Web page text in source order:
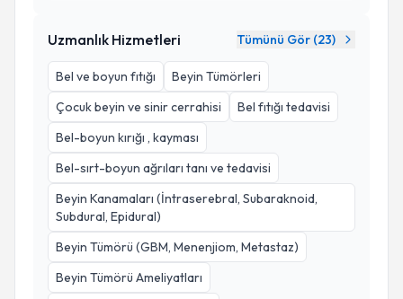
Uzmanlık Hizmetleri Tümünü Gör (23)
Bel ve boyun fıtığı
Beyin Tümörleri
Çocuk beyin ve sinir cerrahisi
Bel fıtığı tedavisi
Bel-boyun kırığı , kayması
Bel-sırt-boyun ağrıları tanı ve tedavisi
Beyin Kanamaları (İntraserebral, Subaraknoid,
Subdural, Epidural)
Beyin Tümörü (GBM, Menenjiom, Metastaz)
Beyin Tümörü Ameliyatları